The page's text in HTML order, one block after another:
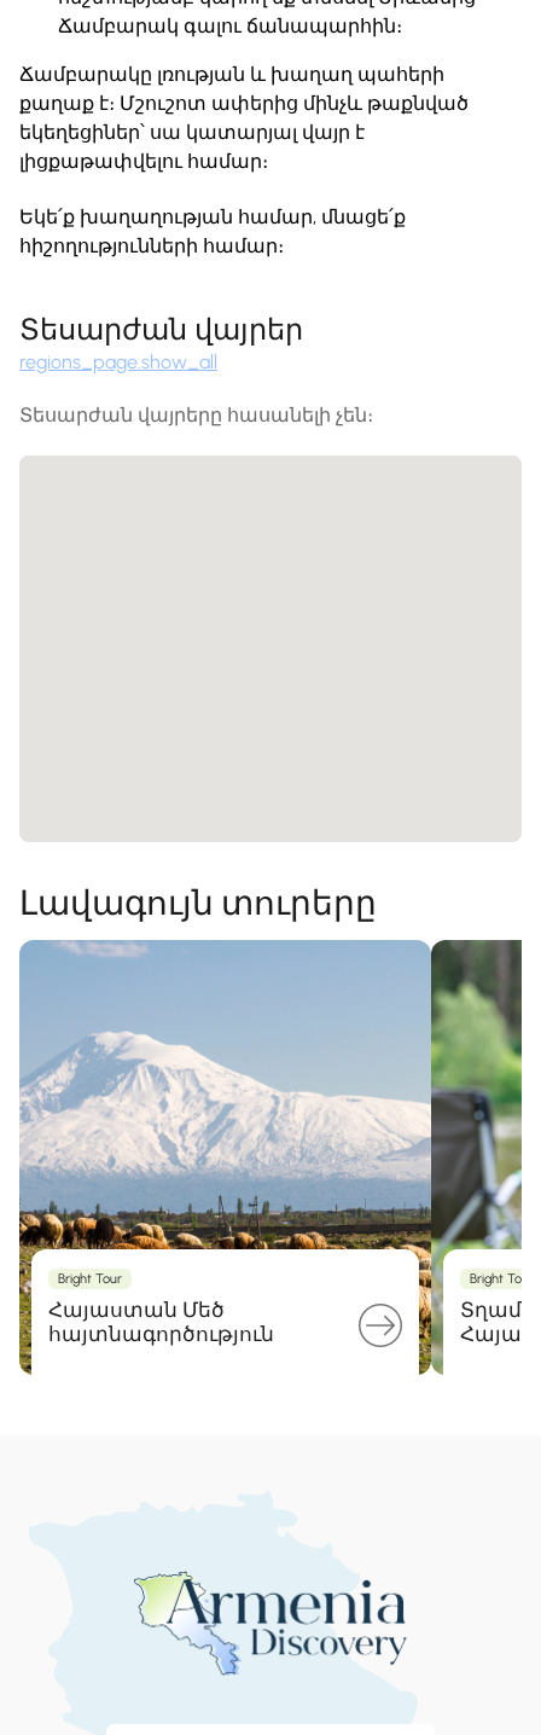
Ճամբարակ գալու ճանապարհին։
Ճամբարակը լռության և խաղաղ պահերի
քաղաք է։ Մշուշոտ ափերից մինչև թաքնված
եկեղեցիներ՝ սա կատարյալ վայր է
լիցքաթափվելու համար։
Եկե՛ք խաղաղության համար, մնացե՛ք
հիշողությունների համար։
Տեսարժան վայրեր
regions_page.show_all
Տեսարժան վայրերը հասանելի չեն։
Լավագույն տուրերը
Bright Tour
Հայաստան Մեծ
հայտնագործություն
Bright Tour